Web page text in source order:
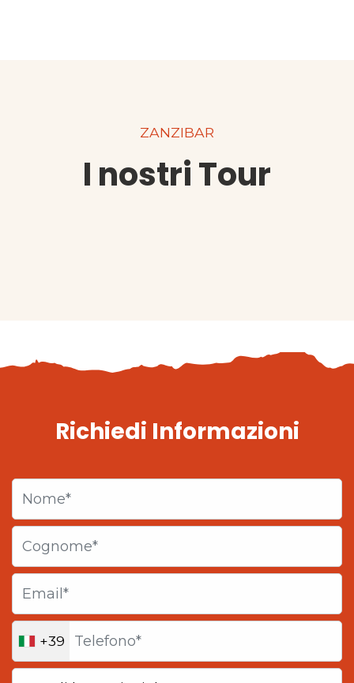
ZANZIBAR
I nostri Tour
Richiedi Informazioni
+39